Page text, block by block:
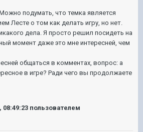
подумать, что темка является
Лесте о том как делать игру, но нет.
дела. Я просто решил посидеть на
момент даже это мне интересней, чем
общаться в комментах, вопрос: а
в игре? Ради чего вы продолжаете
08:49:23 пользователем